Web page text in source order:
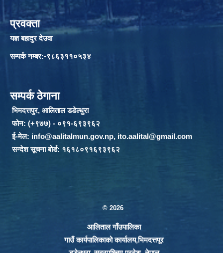
प्रवक्ता
यज्ञ बहादुर देउवा
सम्पर्क नम्बर:-९८६३११०५३४
सम्पर्क ठेगाना
भिमदत्तपुर, आलिताल डडेल्धुरा
फोन: (+९७७) - ०९१-६९३९६२
ई-मेल: info@aalitalmun.gov.np, ito.aalital@gmail.com
सन्देश सूचना बोर्ड: १६१८०९१६९३९६२
© 2026
आलिताल गाँउपालिका
गाउँ कार्यपालिकाको कार्यालय,भिमदत्तपूर